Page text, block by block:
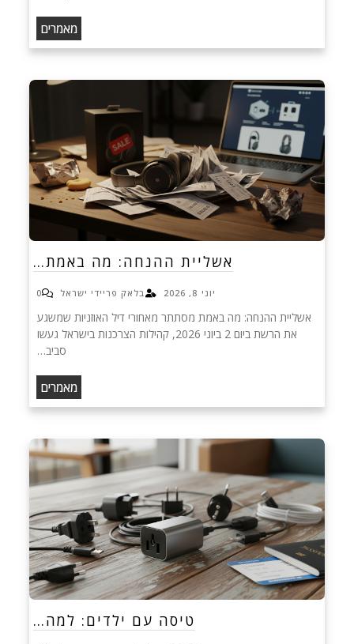
מאמרים
אשליית ההנחה: מה באמת…
יוני 8, 2026 בלאק פריידי ישראל 0
אשליית ההנחה: מה באמת מסתתר מאחורי דיל האוזניות שמשגע
את הרשת ביום 2 ביוני 2026, קהילות הצרכנות בישראל געשו
סביב…
מאמרים
טיסה עם ילדים: למה…